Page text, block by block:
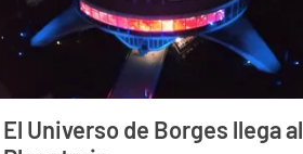
El Universo de Borges llega al